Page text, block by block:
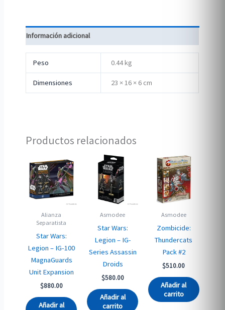
Información adicional
Peso 0.44 kg
Dimensiones 23 × 16 × 6 cm
Productos relacionados
Alianza
Separatista
Star Wars:
Legion – IG-100
MagnaGuards
Unit Expansion
$880.00
Añadir al
Asmodee
Star Wars:
Legion – IG-
Series Assassin
Droids
$580.00
Añadir al
carrito
Asmodee
Zombicide:
Thundercats
Pack #2
$510.00
Añadir al
carrito